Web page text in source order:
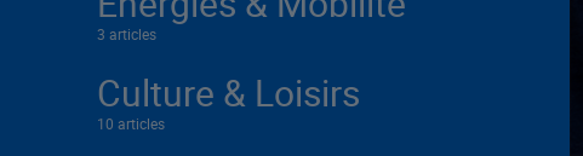
3 articles
Culture & Loisirs
10 articles